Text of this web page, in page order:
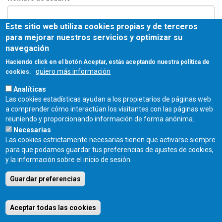
Contraseña*
Entrar
COLEGIO OFICIAL DE ARQUITECTOS DE CASTILLA Y LEÓN ESTE - C/
Miguel Íscar 17, 2º Dcha., 47001 Valladolid - TEL. 983 390 677 -
Este sitio web utiliza cookies propias y de terceros
para mejorar nuestros servicios y optimizar su
navegación
Haciendo click en el botón Aceptar, estás aceptando nuestra política de
cookies.
quiero más información
Analíticas
Las cookies estadísticas ayudan a los propietarios de páginas web
a comprender cómo interactúan los visitantes con las páginas web
reuniendo y proporcionando información de forma anónima.
Necesarias
Las cookies estrictamente necesarias tienen que activarse siempre
para que podamos guardar tus preferencias de ajustes de cookies,
y la información sobre el inicio de sesión.
Guardar preferencias
Aceptar todas las cookies